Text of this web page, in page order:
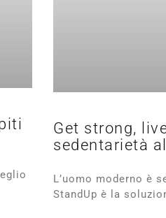
Get strong,
sedentarietà
L’uomo moderno è
StandUp è la